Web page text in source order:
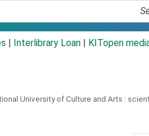
Interlibrary Loan KITopen
University of Culture and Arts :